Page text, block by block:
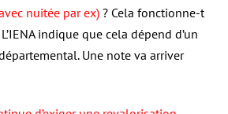
nuitée par ex) ? Cela fonctionne-t
indique que cela dépend d’un
Une note va arriver